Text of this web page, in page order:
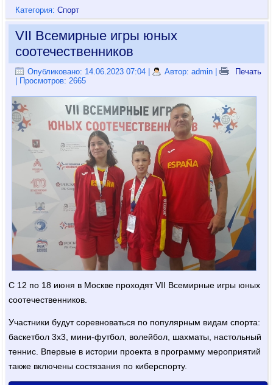
Категория:Спорт
VII Всемирные игры юных
соотечественников
Опубликовано: 14.06.2023 07:04 | Автор: admin |
Печать
| Просмотров: 2665
С 12 по 18 июня в Москве проходят VII Всемирные игры юных
соотечественников.
Участники будут соревноваться по популярным видам спорта:
баскетбол 3x3, мини-футбол, волейбол, шахматы, настольный
теннис. Впервые в истории проекта в программу мероприятий
также включены состязания по киберспорту.